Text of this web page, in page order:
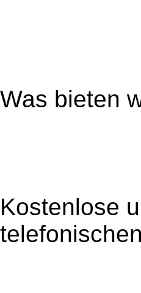
Was bieten
Kostenlose